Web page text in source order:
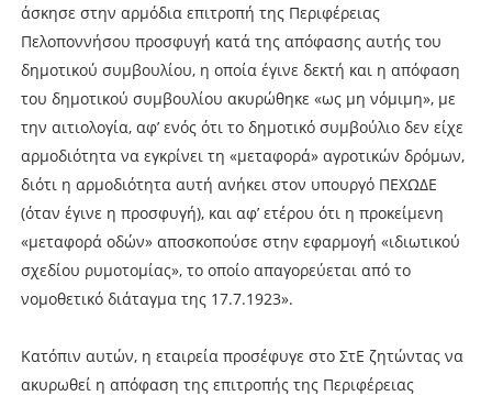
άσκησε στην αρμόδια επιτροπή της Περιφέρειας
Πελοποννήσου προσφυγή κατά της απόφασης αυτής του
δημοτικού συμβουλίου, η οποία έγινε δεκτή και η απόφαση
του δημοτικού συμβουλίου ακυρώθηκε «ως μη νόμιμη», με
την αιτιολογία, αφ’ ενός ότι το δημοτικό συμβούλιο δεν είχε
αρμοδιότητα να εγκρίνει τη «μεταφορά» αγροτικών δρόμων,
διότι η αρμοδιότητα αυτή ανήκει στον υπουργό ΠΕΧΩΔΕ
(όταν έγινε η προσφυγή), και αφ’ ετέρου ότι η προκείμενη
«μεταφορά οδών» αποσκοπούσε στην εφαρμογή «ιδιωτικού
σχεδίου ρυμοτομίας», το οποίο απαγορεύεται από το
νομοθετικό διάταγμα της 17.7.1923».
Κατόπιν αυτών, η εταιρεία προσέφυγε στο ΣτΕ ζητώντας να
ακυρωθεί η απόφαση της επιτροπής της Περιφέρειας